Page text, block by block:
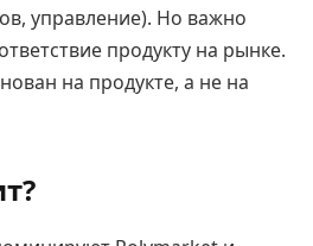
управление). Но важно
продукту на рынке.
на продукте, а не на